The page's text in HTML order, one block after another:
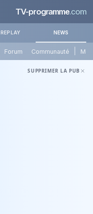
TV-programme.com
REPLAY NEWS
Forum Communauté
SUPPRIMER LA PUB